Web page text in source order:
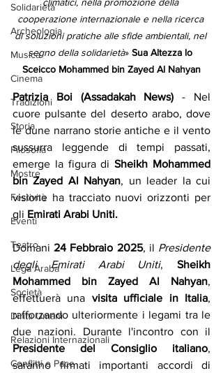
Solidarietà
Archeologia
Musica
Cinema
Tradizioni
Storia
Filosofia
Mostre
Festività
Eventi
Teatro
Lega Araba
Società
Diritti Umani
Relazioni Internazionali
Conflitti e Pace
cooperazione internazionale e nella ricerca
di soluzioni pratiche alle sfide ambientali, nel
segno della solidarietà» Sua Altezza lo
Sceicco Mohammed bin Zayed Al Nahyan
Patrizia Boi (Assadakah News) - Nel
cuore pulsante del deserto arabo, dove
le dune narrano storie antiche e il vento
sussurra leggende di tempi passati,
emerge la figura di Sheikh Mohammed
bin Zayed Al Nahyan, un leader la cui
visione ha tracciato nuovi orizzonti per
gli Emirati Arabi Uniti.
Domani 24 Febbraio 2025, il Presidente
degli Emirati Arabi Uniti, Sheikh
Mohammed bin Zayed Al Nahyan,
effettuerà una visita ufficiale in Italia,
rafforzando ulteriormente i legami tra le
Presidente del Consiglio italiano,
saranno firmati importanti accordi di